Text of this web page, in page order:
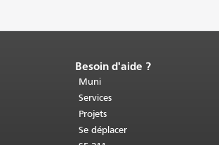
Fin
du
contenu
de
la
page.Le
Besoin d'aide ?
Muni
Services
Projets
Se déplacer